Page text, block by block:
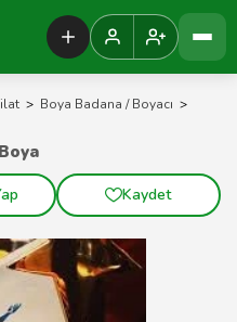
> Boya Badana / Boyacı >
Kaydet